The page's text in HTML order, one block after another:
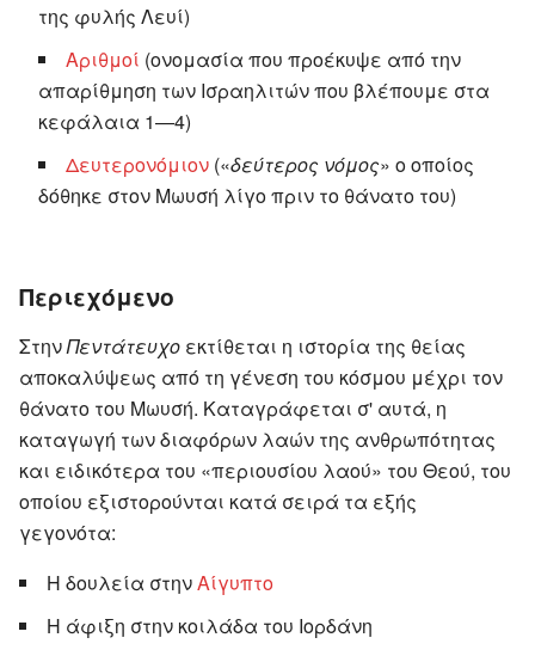
της φυλής Λευί)
Αριθμοί (ονομασία που προέκυψε από την
απαρίθμηση των Ισραηλιτών που βλέπουμε στα
κεφάλαια 1—4)
Δευτερονόμιον («δεύτερος νόμος» ο οποίος
δόθηκε στον Μωυσή λίγο πριν το θάνατο του)
Περιεχόμενο
ΣτηνΠεντάτευχο εκτίθεται η ιστορία της θείας
αποκαλύψεως από τη γένεση του κόσμου μέχρι τον
θάνατο του Μωυσή. Καταγράφεται σ' αυτά, η
καταγωγή των διαφόρων λαών της ανθρωπότητας
και ειδικότερα του «περιουσίου λαού» του Θεού, του
οποίου εξιστορούνται κατά σειρά τα εξής
γεγονότα:
Η δουλεία στηνΑίγυπτο
Η άφιξη στην κοιλάδα του Ιορδάνη